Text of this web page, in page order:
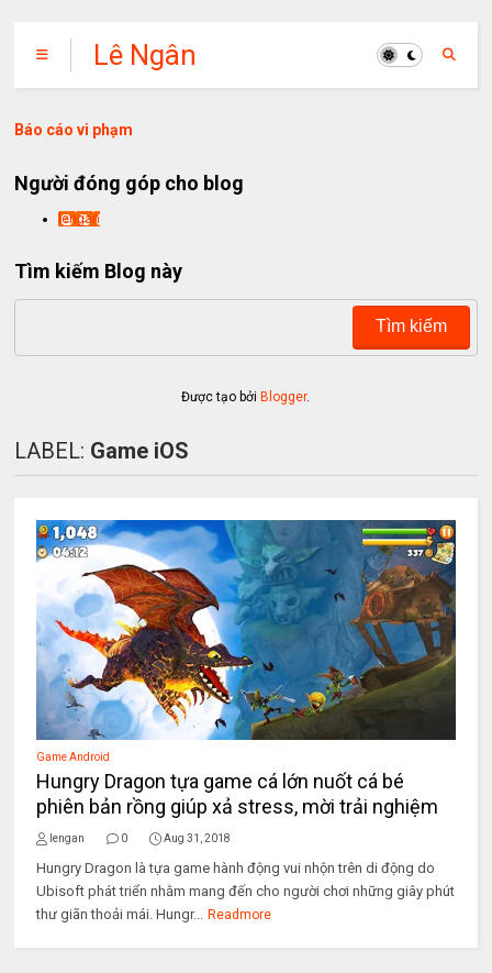
Lê Ngân
Báo cáo vi phạm
Người đóng góp cho blog
lengan
Tìm kiếm Blog này
Được tạo bởiBlogger.
LABEL: Game iOS
Game Android
Hungry Dragon tựa game cá lớn nuốt cá bé
phiên bản rồng giúp xả stress, mời trải nghiệm
lengan 0 Aug 31, 2018
Hungry Dragon là tựa game hành động vui nhộn trên di động do
Ubisoft phát triển nhằm mang đến cho người chơi những giây phút
thư giãn thoải mái. Hungr...
Readmore